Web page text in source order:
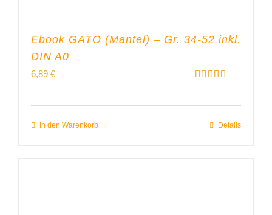
Ebook GATO (Mantel) – Gr. 34-52 inkl.
DIN A0
von 5
6,89 €
In den Warenkorb Details